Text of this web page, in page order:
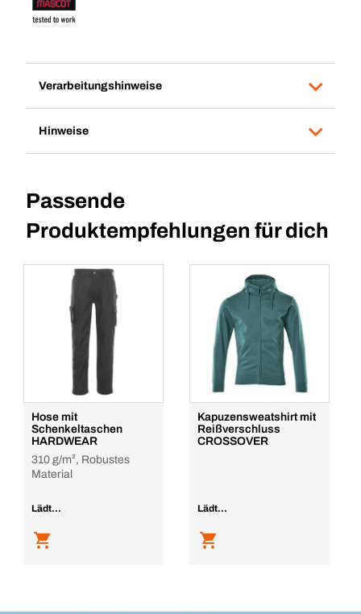
Verarbeitungshinweise
Hinweise
Passende
Produktempfehlungen für dich
Hose mit
Schenkeltaschen
HARDWEAR
310 g/m², Robustes
Material
Lädt...
Kapuzensweatshirt mit
Reißverschluss
CROSSOVER
Lädt...